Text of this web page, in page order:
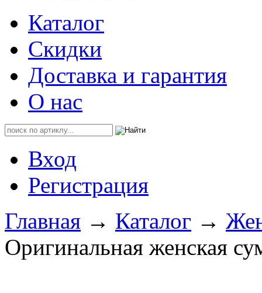
Каталог
Скидки
Доставка и гарантия
О нас
Вход
Регистрация
Главная → Каталог →
Оригинальная женская